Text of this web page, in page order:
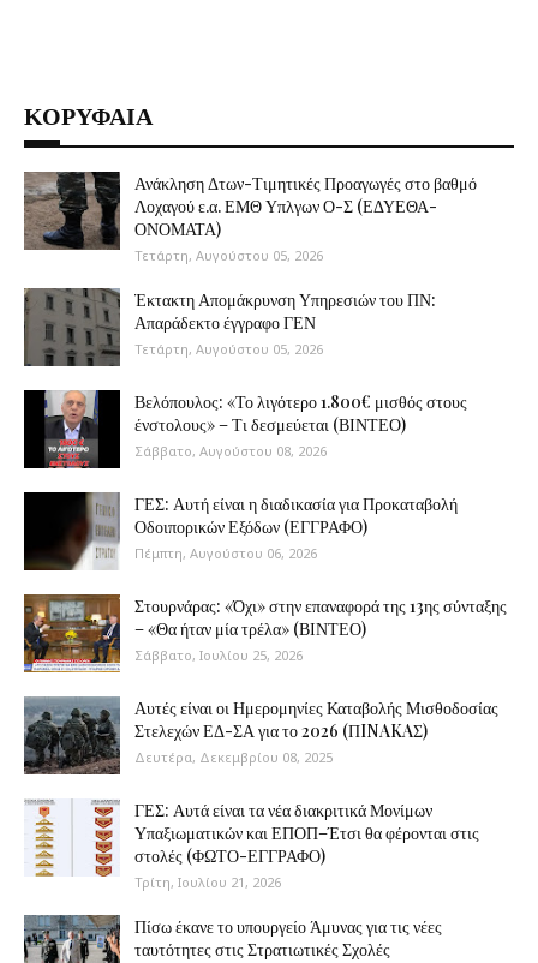
ΚΟΡΥΦΑΙΑ
Ανάκληση Δτων-Τιμητικές Προαγωγές στο βαθμό
Λοχαγού ε.α. ΕΜΘ Υπλγων Ο-Σ (ΕΔΥΕΘΑ-
ΟΝΟΜΑΤΑ)
Τετάρτη, Αυγούστου 05, 2026
Έκτακτη Απομάκρυνση Υπηρεσιών του ΠΝ:
Απαράδεκτο έγγραφο ΓΕΝ
Τετάρτη, Αυγούστου 05, 2026
Βελόπουλος: «Το λιγότερο 1.800€ μισθός στους
ένστολους» – Τι δεσμεύεται (ΒΙΝΤΕΟ)
Σάββατο, Αυγούστου 08, 2026
ΓΕΣ: Αυτή είναι η διαδικασία για Προκαταβολή
Οδοιπορικών Εξόδων (ΕΓΓΡΑΦΟ)
Πέμπτη, Αυγούστου 06, 2026
Στουρνάρας: «Όχι» στην επαναφορά της 13ης σύνταξης
– «Θα ήταν μία τρέλα» (ΒΙΝΤΕΟ)
Σάββατο, Ιουλίου 25, 2026
Αυτές είναι οι Ημερομηνίες Καταβολής Μισθοδοσίας
Στελεχών ΕΔ-ΣΑ για το 2026 (ΠINAKAΣ)
Δευτέρα, Δεκεμβρίου 08, 2025
ΓΕΣ: Αυτά είναι τα νέα διακριτικά Μονίμων
Υπαξιωματικών και ΕΠΟΠ–Έτσι θα φέρονται στις
στολές (ΦΩΤΟ-ΕΓΓΡΑΦΟ)
Τρίτη, Ιουλίου 21, 2026
Πίσω έκανε το υπουργείο Άμυνας για τις νέες
ταυτότητες στις Στρατιωτικές Σχολές